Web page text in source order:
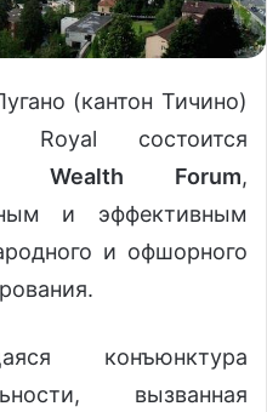
(кантон Тичино)
состоится
Wealth Forum,
и эффективным
и офшорного
конъюнктура
вызванная